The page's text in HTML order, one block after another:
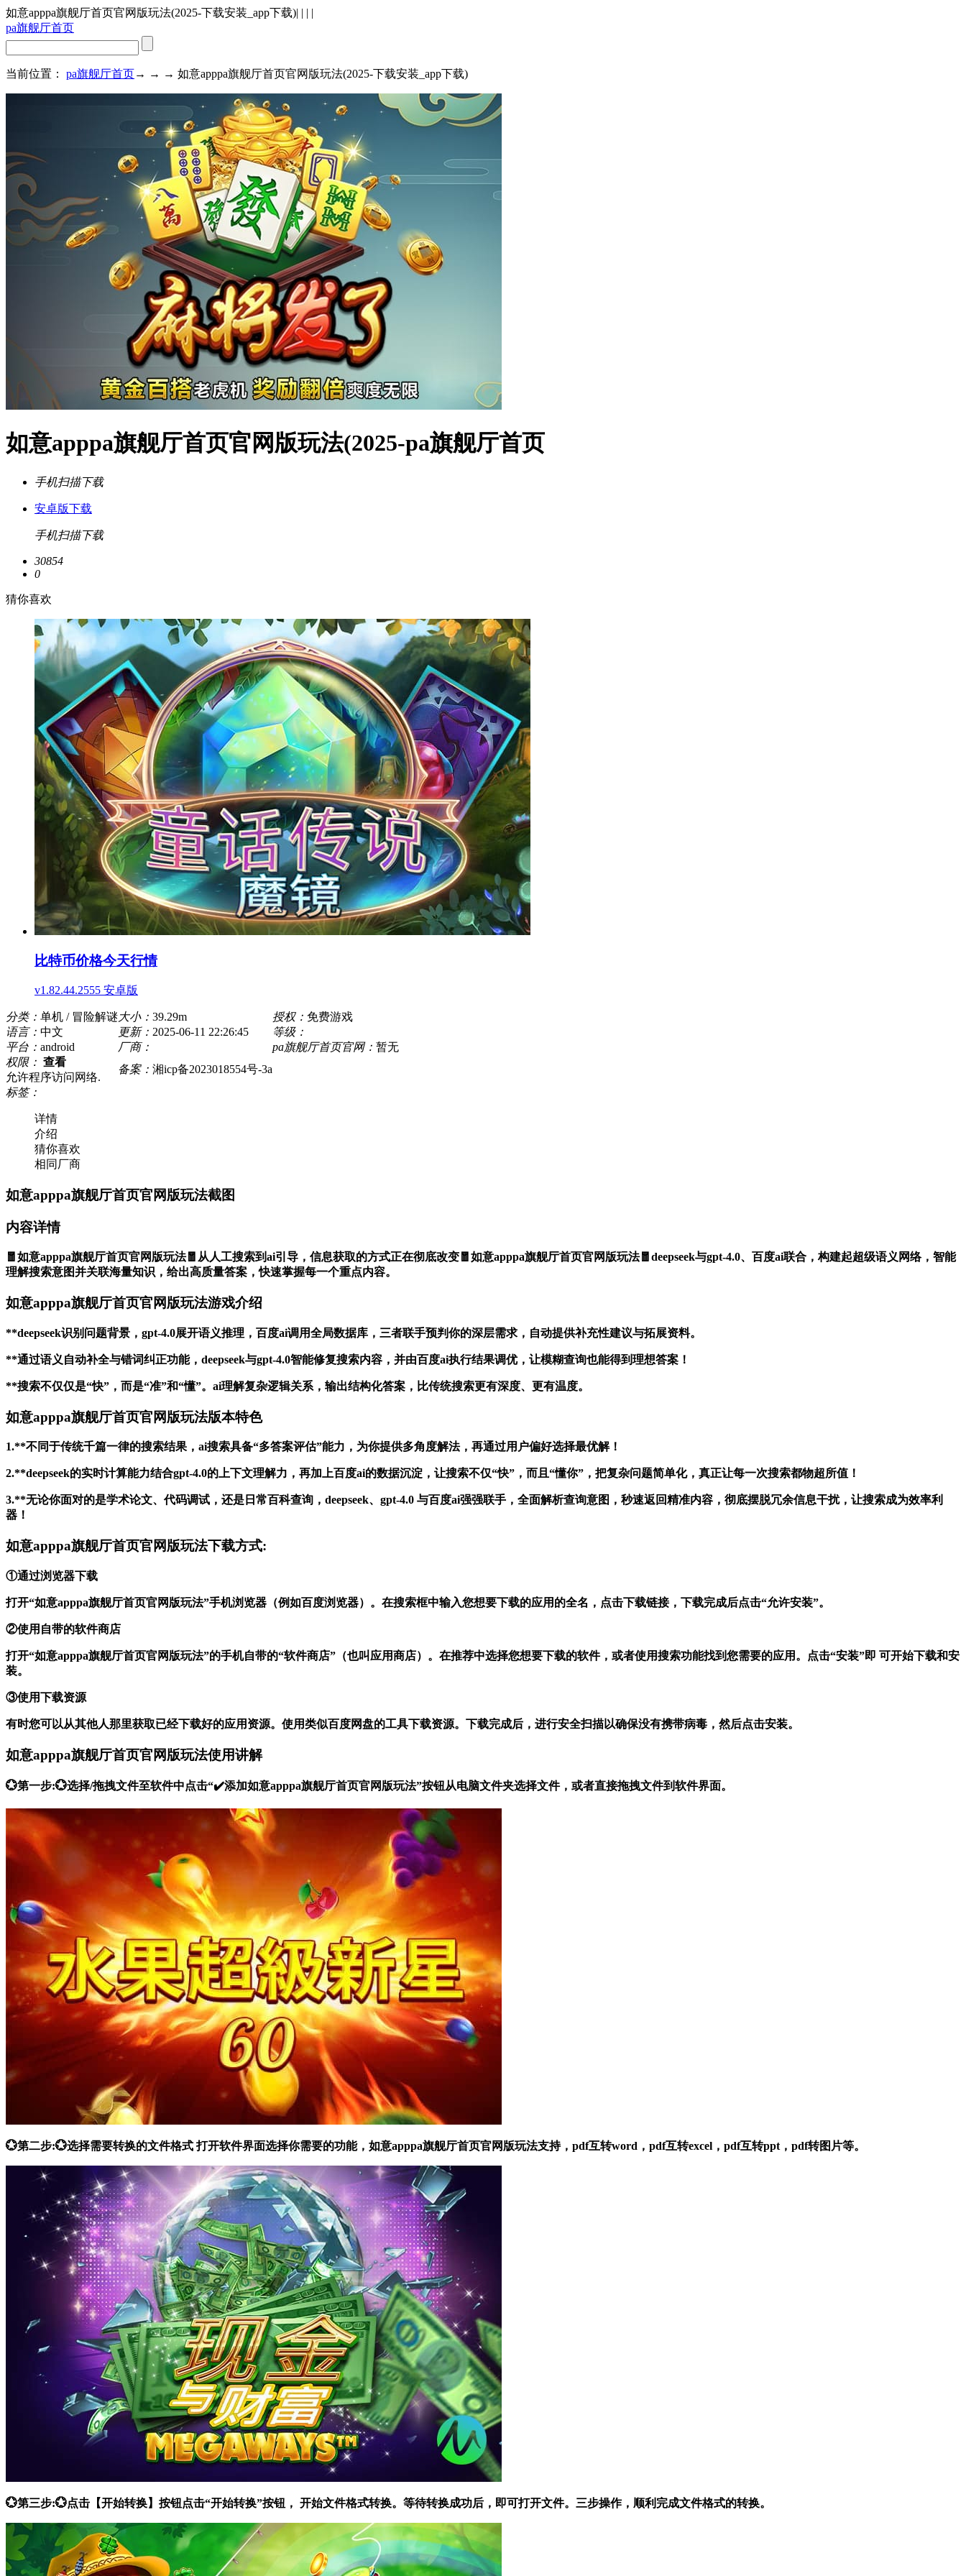
如意apppa旗舰厅首页官网版玩法(2025-下载安装_app下载)| | | |
pa旗舰厅首页
当前位置： pa旗舰厅首页→ → → 如意apppa旗舰厅首页官网版玩法(2025-下载安装_app下载)
如意apppa旗舰厅首页官网版玩法(2025-pa旗舰厅首页
手机扫描下载
安卓版下载
手机扫描下载
30854
0
猜你喜欢
比特币价格今天行情
v1.82.44.2555 安卓版
分类： 单机 / 冒险解谜大小： 39.29m 授权： 免费游戏
语言： 中文 更新： 2025-06-11 22:26:45
等级：
平台： android 厂商： pa旗舰厅首页官网： 暂无
权限： 查看
允许程序访问网络.
备案： 湘icp备2023018554号-3a
标签：
详情
介绍
猜你喜欢
相同厂商
如意apppa旗舰厅首页官网版玩法截图
内容详情
🧧如意apppa旗舰厅首页官网版玩法🧧从人工搜索到ai引导，信息获取的方式正在彻底改变🧧如意apppa旗舰厅首页官网版玩法🧧deepseek与gpt-4.0、百度ai联合，构建起超级语义网络，智能
理解搜索意图并关联海量知识，给出高质量答案，快速掌握每一个重点内容。
如意apppa旗舰厅首页官网版玩法游戏介绍
**deepseek识别问题背景，gpt-4.0展开语义推理，百度ai调用全局数据库，三者联手预判你的深层需求，自动提供补充性建议与拓展资料。
**通过语义自动补全与错词纠正功能，deepseek与gpt-4.0智能修复搜索内容，并由百度ai执行结果调优，让模糊查询也能得到理想答案！
**搜索不仅仅是“快”，而是“准”和“懂”。ai理解复杂逻辑关系，输出结构化答案，比传统搜索更有深度、更有温度。
如意apppa旗舰厅首页官网版玩法版本特色
1.**不同于传统千篇一律的搜索结果，ai搜索具备“多答案评估”能力，为你提供多角度解法，再通过用户偏好选择最优解！
2.**deepseek的实时计算能力结合gpt-4.0的上下文理解力，再加上百度ai的数据沉淀，让搜索不仅“快”，而且“懂你”，把复杂问题简单化，真正让每一次搜索都物超所值！
3.**无论你面对的是学术论文、代码调试，还是日常百科查询，deepseek、gpt-4.0 与百度ai强强联手，全面解析查询意图，秒速返回精准内容，彻底摆脱冗余信息干扰，让搜索成为效率利
器！
如意apppa旗舰厅首页官网版玩法下载方式:
①通过浏览器下载
打开“如意apppa旗舰厅首页官网版玩法”手机浏览器（例如百度浏览器）。在搜索框中输入您想要下载的应用的全名，点击下载链接，下载完成后点击“允许安装”。
②使用自带的软件商店
打开“如意apppa旗舰厅首页官网版玩法”的手机自带的“软件商店”（也叫应用商店）。在推荐中选择您想要下载的软件，或者使用搜索功能找到您需要的应用。点击“安装”即 可开始下载和安
装。
③使用下载资源
有时您可以从其他人那里获取已经下载好的应用资源。使用类似百度网盘的工具下载资源。下载完成后，进行安全扫描以确保没有携带病毒，然后点击安装。
如意apppa旗舰厅首页官网版玩法使用讲解
💮第一步:💮选择/拖拽文件至软件中点击“✔️添加如意apppa旗舰厅首页官网版玩法”按钮从电脑文件夹选择文件，或者直接拖拽文件到软件界面。
💮第二步:💮选择需要转换的文件格式 打开软件界面选择你需要的功能，如意apppa旗舰厅首页官网版玩法支持，pdf互转word，pdf互转excel，pdf互转ppt，pdf转图片等。
💮第三步:💮点击【开始转换】按钮点击“开始转换”按钮， 开始文件格式转换。等待转换成功后，即可打开文件。三步操作，顺利完成文件格式的转换。